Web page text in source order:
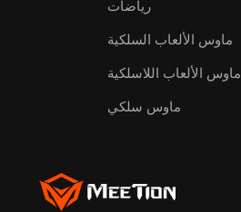
رياضات
ماوس الألعاب السلكية
ماوس الألعاب اللاسلكية
ماوس سلكي